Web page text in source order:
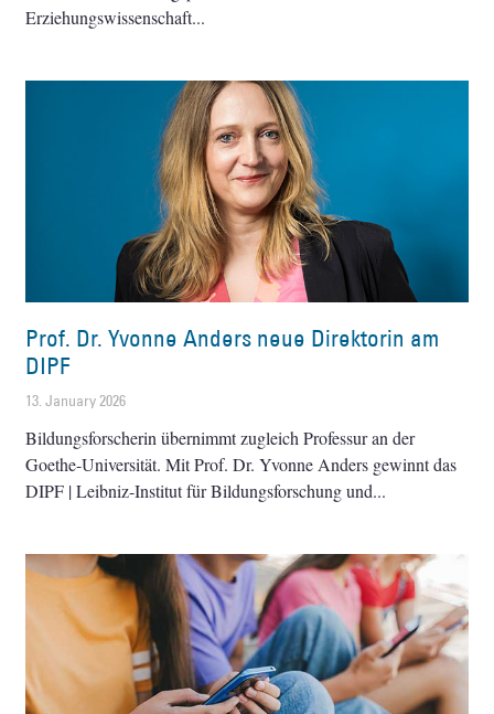
Erziehungswissenschaft
Prof. Dr. Yvonne Anders neue Direktorin am
DIPF
13. January 2026
Bildungsforscherin übernimmt zugleich Professur an der
Goethe-Universität. Mit Prof. Dr. Yvonne Anders gewinnt das
DIPF | Leibniz-Institut für Bildungsforschung und